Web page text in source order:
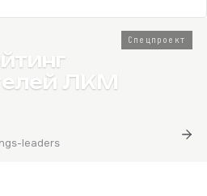
Спецпроект
ЛКМ
leaders